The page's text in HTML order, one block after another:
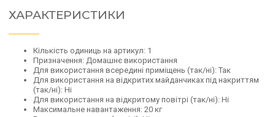
ХАРАКТЕРИСТИКИ
Кількість одиниць на артикул: 1
Призначення: Домашнє використання
Для використання всередині приміщень (так/ні): Так
Для використання на відкритих майданчиках під накриттям
(так/ні): Ні
Для використання на відкритому повітрі (так/ні): Ні
Максимальне навантаження: 20 кг